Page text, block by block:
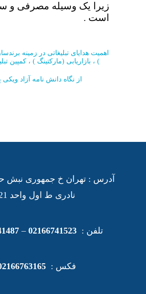
زیرا یک وسیله مصرفی و
است .
اهمیت هدایای تبلیغاتی در زمینه
) ، بازاریابی (مارکتینگ ) ، کمپین
از نگاه دانش نامه آزاد ویکی
آدرس : تهران خ جمهوری نبش
نادری ط اول واحد 21
تلفن :02166741523
–
فکس :